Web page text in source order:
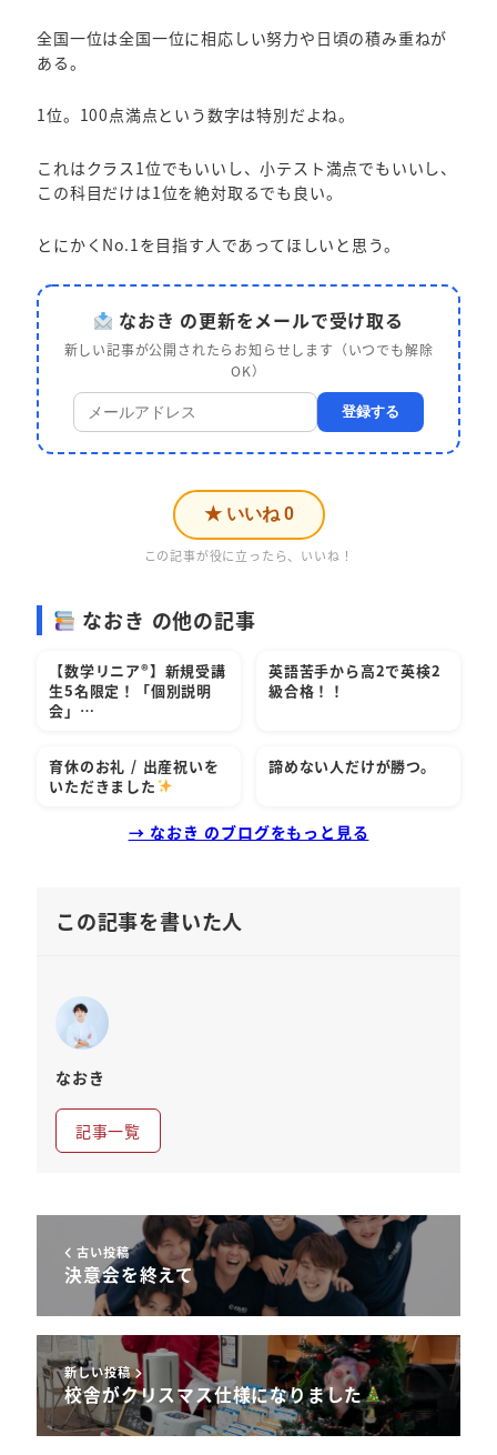
全国一位は全国一位に相応しい努力や日頃の積み重ねが
ある。
1位。100点満点という数字は特別だよね。
これはクラス1位でもいいし、小テスト満点でもいいし、
この科目だけは1位を絶対取るでも良い。
とにかくNo.1を目指す人であってほしいと思う。
なおき の更新をメールで受け取る
新しい記事が公開されたらお知らせします（いつでも解除
OK）
登録する
★ いいね 0
この記事が役に立ったら、いいね！
なおき の他の記事
【数学リニア®︎】新規受講
生5名限定！「個別説明
会」…
英語苦手から高2で英検2
級合格！！
育休のお礼 / 出産祝いを
いただきました
諦めない人だけが勝つ。
→ なおき のブログをもっと見る
この記事を書いた人
なおき
記事一覧
古い投稿
決意会を終えて
新しい投稿
校舎がクリスマス仕様になりました